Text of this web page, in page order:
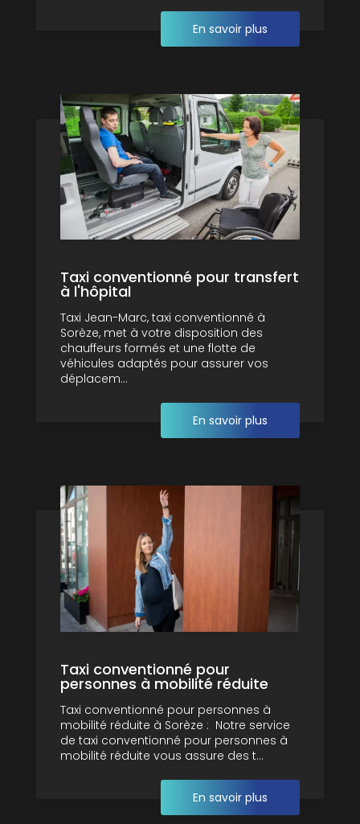
En savoir plus
Taxi conventionné pour transfert
à l'hôpital
Taxi Jean-Marc, taxi conventionné à
Sorèze, met à votre disposition des
chauffeurs formés et une flotte de
véhicules adaptés pour assurer vos
déplacem...
En savoir plus
Taxi conventionné pour
personnes à mobilité réduite
Taxi conventionné pour personnes à
mobilité réduite à Sorèze : Notre service
de taxi conventionné pour personnes à
mobilité réduite vous assure des t...
En savoir plus